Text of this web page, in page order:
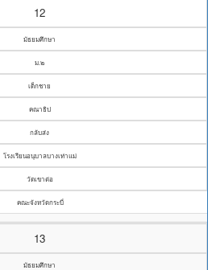
12
มัธยมศึกษา
ม.๒
เด็กชาย
คณาธิป
กลับส่ง
โรงเรียนอนุบาลบางเท่าแม่
วัดเขาต่อ
คณะจังหวัดกระบี่
13
มัธยมศึกษา